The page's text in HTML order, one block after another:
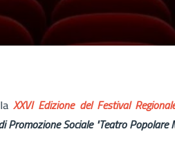
XXVI Edizione del Festival
Promozione Sociale "Teatro Popolare